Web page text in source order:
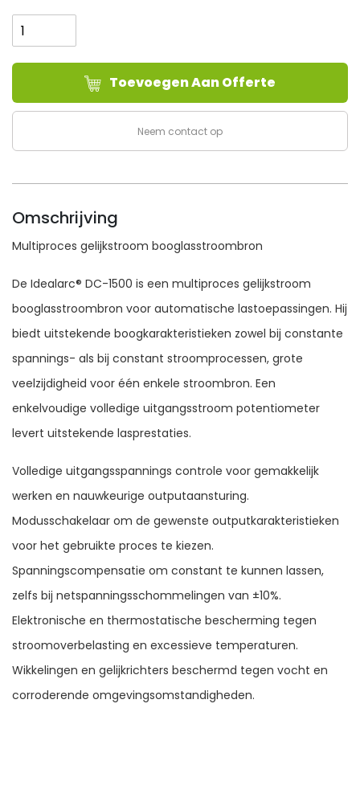
Electric
IDEALARC®
DC-
aantal
Toevoegen Aan Offerte
Neem contact op
Omschrijving
Multiproces gelijkstroom booglasstroombron
De Idealarc® DC-1500 is een multiproces gelijkstroom
booglasstroombron voor automatische lastoepassingen. Hij
biedt uitstekende boogkarakteristieken zowel bij constante
spannings- als bij constant stroomprocessen, grote
veelzijdigheid voor één enkele stroombron. Een
enkelvoudige volledige uitgangsstroom potentiometer
levert uitstekende lasprestaties.
Volledige uitgangsspannings controle voor gemakkelijk
werken en nauwkeurige outputaansturing.
Modusschakelaar om de gewenste outputkarakteristieken
voor het gebruikte proces te kiezen.
Spanningscompensatie om constant te kunnen lassen,
zelfs bij netspanningsschommelingen van ±10%.
Elektronische en thermostatische bescherming tegen
stroomoverbelasting en excessieve temperaturen.
Wikkelingen en gelijkrichters beschermd tegen vocht en
corroderende omgevingsomstandigheden.